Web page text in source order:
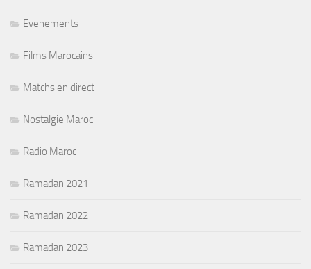
Evenements
Films Marocains
Matchs en direct
Nostalgie Maroc
Radio Maroc
Ramadan 2021
Ramadan 2022
Ramadan 2023